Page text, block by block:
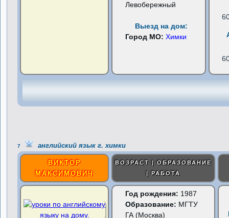
Левобережный
Выезд на дом:
Город МО:Химки
7 английский язык г. химки
ВИКТОР
МАКСИМОВИЧ
ВОЗРАСТ | ОБРАЗОВАНИЕ
| РАБОТА
Год рождения: 1987
Образование: МГТУ
ГА (Москва)